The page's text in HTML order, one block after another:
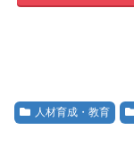
人材育成・教育